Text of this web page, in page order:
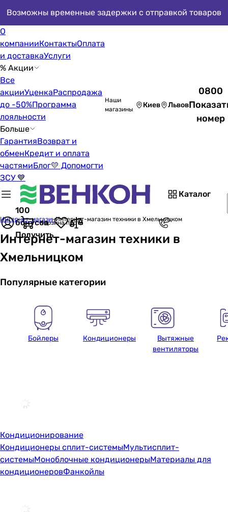
Возможны временные задержки с отправкой товаров
О
компанииКонтактыОплата
и доставкаУслуги
% Акции
Все
акцииУценкаРаспродажа
до -50%Программа
лояльности
Больше
ГарантияВозврат и
обменКредит и оплата
частямиБлог💛 Допомогти
ЗСУ 💙
Наши
магазины
Киев Львов
0800
номер
Каталог
100
бонусов
Получить
Корзина пуста
Интернет-магазинИнтернет-магазин техники в Хмельницком
Интернет-магазин техники в
Хмельницком
Популярные категории
Бойлеры Кондиционеры
Вытяжные
вентиляторы
Кондиционирование
Кондиционеры сплит-системыМультисплит-
системыМоноблочные кондиционерыМатериалы для
кондиционеровФанкойлы